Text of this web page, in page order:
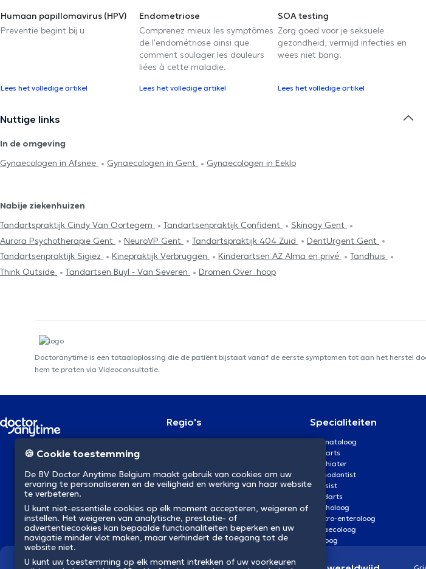
Humaan papillomavirus (HPV)
Preventie begint bij u
Lees het volledige artikel
Endometriose
Comprenez mieux les symptômes
de l'endométriose ainsi que
comment soulager les douleurs
liées à cette maladie.
Lees het volledige artikel
SOA testing
Zorg goed voor je seksuele
gezondheid, vermijd infecties en
wees niet bang.
Lees het volledige artikel
Nuttige links
In de omgeving
Gynaecologen in Afsnee
Gynaecologen in Gent Gynaecologen in Eeklo
Nabije ziekenhuizen
Tandartspraktijk Cindy Van Oortegem
Tandartsenpraktijk Confident
Skinogy Gent
Aurora Psychotherapie Gent
NeuroVP Gent Tandartspraktijk 404 Zuid
DentUrgent Gent
Tandartsenpraktijk Sigiez
Kinepraktijk Verbruggen Kinderartsen AZ Alma en privé
Tandhuis
Think Outside
Tandartsen Buyl - Van Severen Dromen Over_hoop
Doctoranytime is een totaaloplossing die de patiënt bijstaat vanaf de eerste symptomen tot aan het herstel
hem te praten via Videoconsultatie.
NL
Regio's
Brussel
Charleroi
Luik
Namen
Leuven
Mons
Aalst
Specialiteiten
Dermatoloog
Oogarts
Psychiater
Orthodontist
Kinesist
Tandarts
Psycholoog
Gastro-enteroloog
Gynaecoloog
Uroloog
🍪 Cookie toestemming
De BV Doctor Anytime Belgium maakt gebruik van cookies om uw
ervaring te personaliseren en de veiligheid en werking van haar website
te verbeteren.
U kunt niet-essentiële cookies op elk moment accepteren, weigeren of
instellen. Het weigeren van analytische, prestatie- of
advertentiecookies kan bepaalde functionaliteiten beperken en uw
navigatie minder vlot maken, maar verhindert de toegang tot de
website niet.
U kunt uw toestemming op elk moment intrekken of uw voorkeuren